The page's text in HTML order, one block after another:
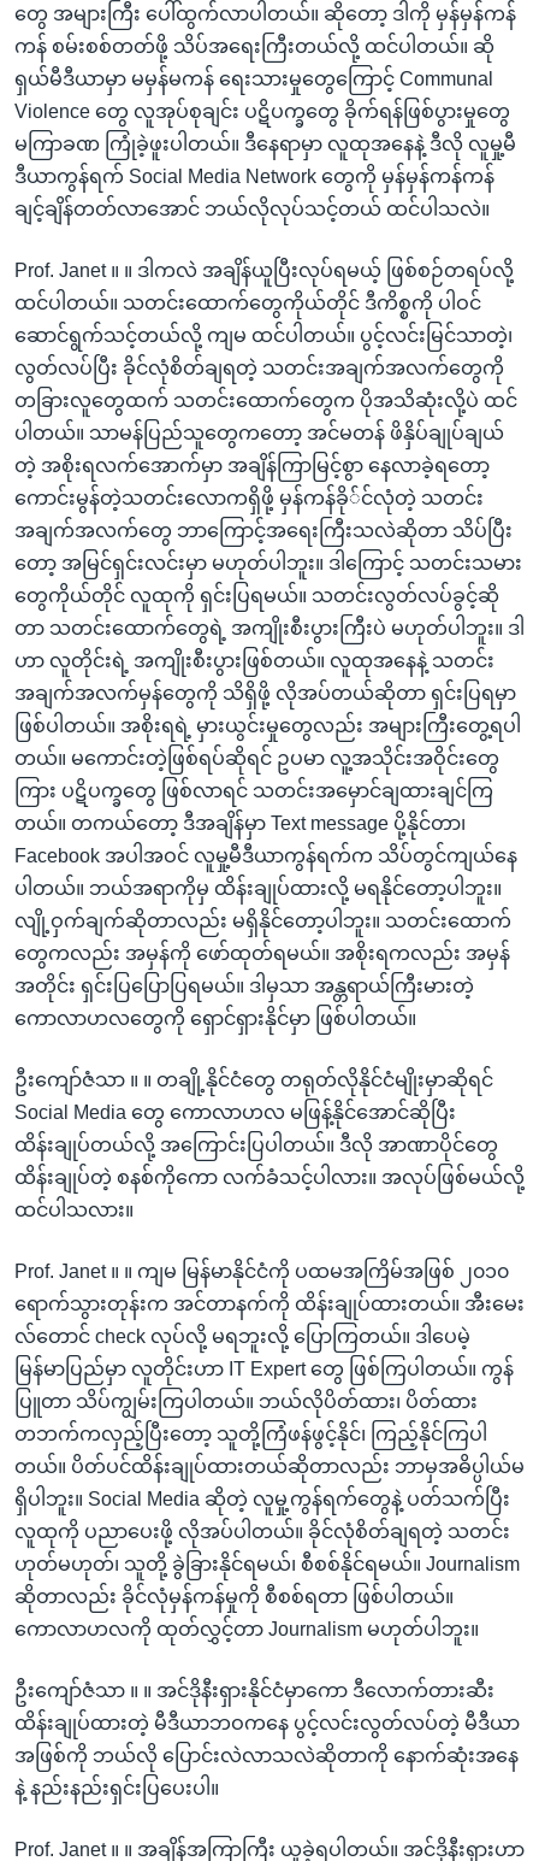
တွေ အများကြီး ပေါ်ထွက်လာပါတယ်။ ဆိုတော့ ဒါကို မှန်မှန်ကန်
ကန် စမ်းစစ်တတ်ဖို့ သိပ်အရေးကြီးတယ်လို့ ထင်ပါတယ်။ ဆို
ရှယ်မီဒီယာမှာ မမှန်မကန် ရေးသားမှုတွေကြောင့် Communal
Violence တွေ လူအုပ်စုချင်း ပဋိပက္ခတွေ ခိုက်ရန်ဖြစ်ပွားမှုတွေ
မကြာခဏ ကြုံခဲ့ဖူးပါတယ်။ ဒီနေရာမှာ လူထုအနေနဲ့ ဒီလို လူမှု့မီ
ဒီယာကွန်ရက် Social Media Network တွေကို မှန်မှန်ကန်ကန်
ချင့်ချိန်တတ်လာအောင် ဘယ်လိုလုပ်သင့်တယ် ထင်ပါသလဲ။
Prof. Janet ။ ။ ဒါကလဲ အချိန်ယူပြီးလုပ်ရမယ့် ဖြစ်စဉ်တရပ်လို့
ထင်ပါတယ်။ သတင်းထောက်တွေကိုယ်တိုင် ဒီကိစ္စကို ပါဝင်
ဆောင်ရွက်သင့်တယ်လို့ ကျမ ထင်ပါတယ်။ ပွင့်လင်းမြင်သာတဲ့၊
လွတ်လပ်ပြီး ခိုင်လုံစိတ်ချရတဲ့ သတင်းအချက်အလက်တွေကို
တခြားလူတွေထက် သတင်းထောက်တွေက ပိုအသိဆုံးလို့ပဲ ထင်
ပါတယ်။ သာမန်ပြည်သူတွေကတော့ အင်မတန် ဖိနှိပ်ချုပ်ချယ်
တဲ့ အစိုးရလက်အောက်မှာ အချိန်ကြာမြင့်စွာ နေလာခဲ့ရတော့
ကောင်းမွန်တဲ့သတင်းလောကရှိဖို့ မှန်ကန်ခို်င်လုံတဲ့ သတင်း
အချက်အလက်တွေ ဘာကြောင့်အရေးကြီးသလဲဆိုတာ သိပ်ပြီး
တော့ အမြင်ရှင်းလင်းမှာ မဟုတ်ပါဘူး။ ဒါကြောင့် သတင်းသမား
တွေကိုယ်တိုင် လူထုကို ရှင်းပြရမယ်။ သတင်းလွတ်လပ်ခွင့်ဆို
တာ သတင်းထောက်တွေရဲ့ အကျိုးစီးပွားကြီးပဲ မဟုတ်ပါဘူး။ ဒါ
ဟာ လူတိုင်းရဲ့ အကျိုးစီးပွားဖြစ်တယ်။ လူထုအနေနဲ့ သတင်း
အချက်အလက်မှန်တွေကို သိရှိဖို့ လိုအပ်တယ်ဆိုတာ ရှင်းပြရမှာ
ဖြစ်ပါတယ်။ အစိုးရရဲ့ မှားယွင်းမှုတွေလည်း အများကြီးတွေ့ရပါ
တယ်။ မကောင်းတဲ့ဖြစ်ရပ်ဆိုရင် ဥပမာ လူ့အသိုင်းအဝိုင်းတွေ
ကြား ပဋိပက္ခတွေ ဖြစ်လာရင် သတင်းအမှောင်ချထားချင်ကြ
တယ်။ တကယ်တော့ ဒီအချိန်မှာ Text message ပို့နိုင်တာ၊
Facebook အပါအဝင် လူမှု့မီဒီယာကွန်ရက်က သိပ်တွင်ကျယ်နေ
ပါတယ်။ ဘယ်အရာကိုမှ ထိန်းချုပ်ထားလို့ မရနိုင်တော့ပါဘူး။
လျို့ဝှက်ချက်ဆိုတာလည်း မရှိနိုင်တော့ပါဘူး။ သတင်းထောက်
တွေကလည်း အမှန်ကို ဖော်ထုတ်ရမယ်။ အစိုးရကလည်း အမှန်
အတိုင်း ရှင်းပြပြောပြရမယ်။ ဒါမှသာ အန္တရာယ်ကြီးမားတဲ့
ကောလာဟလတွေကို ရှောင်ရှားနိုင်မှာ ဖြစ်ပါတယ်။
ဦးကျော်ဇံသာ ။ ။ တချို့နိုင်ငံတွေ တရုတ်လိုနိုင်ငံမျိုးမှာဆိုရင်
Social Media တွေ ကောလာဟလ မဖြန့်နိုင်အောင်ဆိုပြီး
ထိန်းချုပ်တယ်လို့ အကြောင်းပြပါတယ်။ ဒီလို အာဏာပိုင်တွေ
ထိန်းချုပ်တဲ့ စနစ်ကိုကော လက်ခံသင့်ပါလား။ အလုပ်ဖြစ်မယ်လို့
ထင်ပါသလား။
Prof. Janet ။ ။ ကျမ မြန်မာနိုင်ငံကို ပထမအကြိမ်အဖြစ် ၂၀၁၀
ရောက်သွားတုန်းက အင်တာနက်ကို ထိန်းချုပ်ထားတယ်။ အီးမေး
လ်တောင် check လုပ်လို့ မရဘူးလို့ ပြောကြတယ်။ ဒါပေမဲ့
မြန်မာပြည်မှာ လူတိုင်းဟာ IT Expert တွေ ဖြစ်ကြပါတယ်။ ကွန်
ပြူတာ သိပ်ကျွမ်းကြပါတယ်။ ဘယ်လိုပိတ်ထား၊ ပိတ်ထား
တဘက်ကလှည့်ပြီးတော့ သူတို့ကြံဖန်ဖွင့်နိုင်၊ ကြည့်နိုင်ကြပါ
တယ်။ ပိတ်ပင်ထိန်းချုပ်ထားတယ်ဆိုတာလည်း ဘာမှအဓိပ္ပါယ်မ
ရှိပါဘူး။ Social Media ဆိုတဲ့ လူမှု့ကွန်ရက်တွေနဲ့ ပတ်သက်ပြီး
လူထုကို ပညာပေးဖို့ လိုအပ်ပါတယ်။ ခိုင်လုံစိတ်ချရတဲ့ သတင်း
ဟုတ်မဟုတ်၊ သူတို့ ခွဲခြားနိုင်ရမယ်၊ စီစစ်နိုင်ရမယ်။ Journalism
ဆိုတာလည်း ခိုင်လုံမှန်ကန်မှုကို စီစစ်ရတာ ဖြစ်ပါတယ်။
ကောလာဟလကို ထုတ်လွှင့်တာ Journalism မဟုတ်ပါဘူး။
ဦးကျော်ဇံသာ ။ ။ အင်ဒိုနီးရှားနိုင်ငံမှာကော ဒီလောက်တားဆီး
ထိန်းချုပ်ထားတဲ့ မီဒီယာဘဝကနေ ပွင့်လင်းလွတ်လပ်တဲ့ မီဒီယာ
အဖြစ်ကို ဘယ်လို ပြောင်းလဲလာသလဲဆိုတာကို နောက်ဆုံးအနေ
နဲ့ နည်းနည်းရှင်းပြပေးပါ။
Prof. Janet ။ ။ အချိန်အကြာကြီး ယူခဲ့ရပါတယ်။ အင်ဒိုနီးရှားဟာ